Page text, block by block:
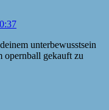
unterbewusstsein
opernball gekauft zu